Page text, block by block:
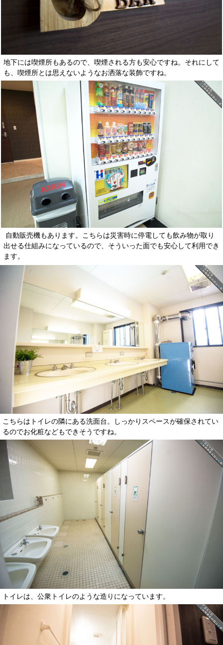
地下には喫煙所もあるので、喫煙される方も安心ですね。それにして
も、喫煙所とは思えないようなお洒落な装飾ですね。
自動販売機もあります。こちらは災害時に停電しても飲み物が取り
出せる仕組みになっているので、そういった面でも安心して利用でき
ます。
こちらはトイレの隣にある洗面台。しっかりスペースが確保されてい
るのでお化粧などもできそうですね。
トイレは、公衆トイレのような造りになっています。